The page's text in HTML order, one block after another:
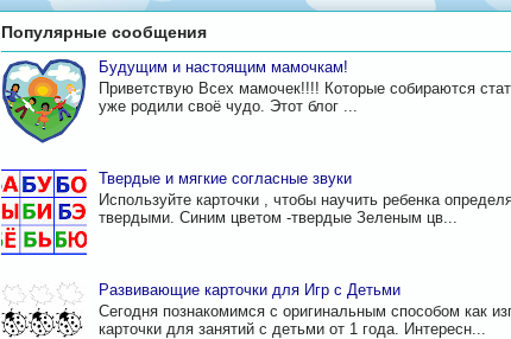
Популярные сообщения
Будущим и настоящим мамочкам!
Приветствую Всех мамочек!!!! Которые собираются
уже родили своё чудо. Этот блог ...
Твердые и мягкие согласные звуки
Используйте карточки , чтобы научить ребенка
твердыми. Синим цветом -твердые Зеленым цв...
Развивающие карточки для Игр с Детьми
Сегодня познакомимся с оригинальным способом как
карточки для занятий с детьми от 1 года. Интересн...